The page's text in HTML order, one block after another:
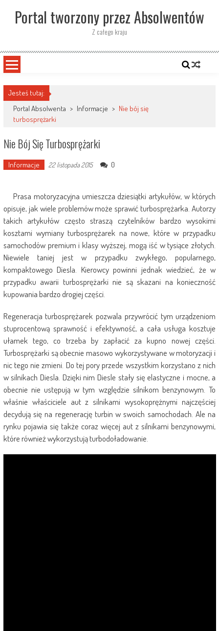
contentPortal tworzony przez Absolwentów
Z całego kraju
Jesteś tutaj:
Portal Absolwenta > Informacje > Nie bój się
turbosprężarki
Nie Bój Się Turbosprężarki
Informacje 22 listopada 2015 0
Prasa motoryzacyjna umieszcza dziesiątki artykułów, w których
opisuje, jak wiele problemów może sprawić turbosprężarka. Autorzy
takich artykułów często straszą czytelników bardzo wysokimi
kosztami wymiany turbosprężarek na nowe, które w przypadku
samochodów premium i klasy wyższej, mogą iść w tysiące złotych.
Niewiele taniej jest w przypadku zwykłego, popularnego,
kompaktowego Diesla. Kierowcy powinni jednak wiedzieć, że w
przypadku awarii turbosprężarki nie są skazani na konieczność
kupowania bardzo drogiej części.
Regeneracja turbosprężarek pozwala przywrócić tym urządzeniom
stuprocentową sprawność i efektywność, a cała usługa kosztuje
ułamek tego, co trzeba by zapłacić za kupno nowej części.
Turbosprężarki są obecnie masowo wykorzystywane w motoryzacji i
nic tego nie zmieni. Do tej pory przede wszystkim korzystano z nich
w silnikach Diesla. Dzięki nim Diesle stały się elastyczne i mocne, a
obecnie nie ustępują w tym względzie silnikom benzynowym. To
właśnie właściciele aut z silnikami wysokoprężnymi najczęściej
decydują się na regenerację turbin w swoich samochodach. Ale na
rynku pojawia się także coraz więcej aut z silnikami benzynowymi,
które również wykorzystują turbodoładowanie.